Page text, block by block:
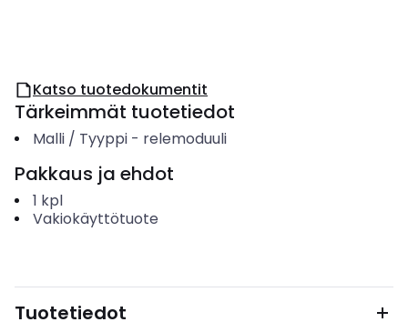
Katso tuotedokumentit
Tärkeimmät tuotetiedot
Malli / Tyyppi- relemoduuli
Pakkaus ja ehdot
1 kpl
Vakiokäyttötuote
Tuotetiedot